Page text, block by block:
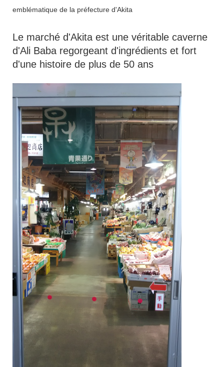
emblématique de la préfecture d'Akita
Le marché d'Akita est une véritable caverne
d'Ali Baba regorgeant d'ingrédients et fort
d'une histoire de plus de 50 ans